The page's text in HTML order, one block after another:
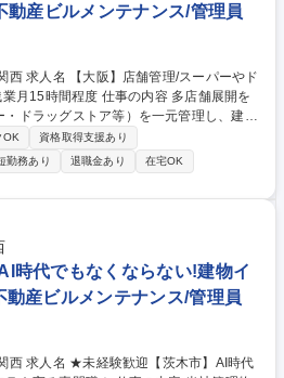
動産ビルメンテナンス/管理員
ーやド
事の内容 多店舗展開を
ドラッグストア等）を一元管理し、建物
わって調整・管理します。設備の機能向上
行い、店舗運営を 総合的にサポー
容】※建物の改変を伴う作業無 ・設備点
案 など 募集職種 【大阪】店
ア◎年休120日◎残業月15時間程度
OK
資格取得支援あり
勤務あり 退職金あり
在宅OK
時代でもなくならない!建物イ
動産ビルメンテナンス/管理員
AI時代